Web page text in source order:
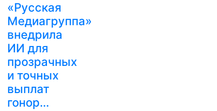
«Русская
Медиагруппа»
внедрила
ИИ для
прозрачных
и точных
выплат
гонор…